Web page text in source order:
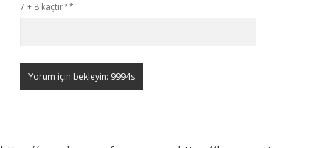
7 + 8 kaçtır?*